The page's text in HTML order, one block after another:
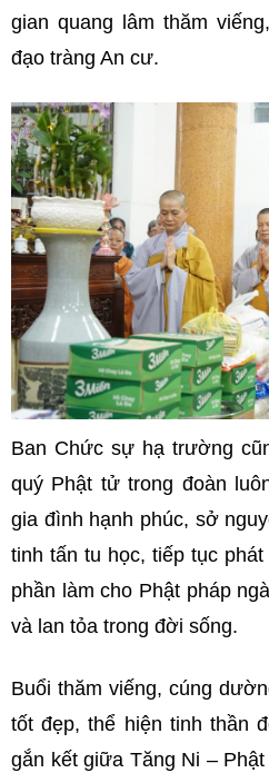
gian quang lâm thăm
đạo tràng An cư.
Ban Chức sự hạ trường
quý Phật tử trong đoàn
gia đình hạnh phúc, sở
tinh tấn tu học, tiếp tục
phần làm cho Phật pháp
và lan tỏa trong đời sống.
Buổi thăm viếng, cúng
tốt đẹp, thể hiện tinh thần
gắn kết giữa Tăng Ni –